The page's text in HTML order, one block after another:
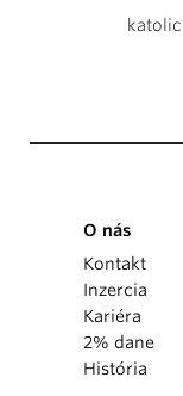
O nás
Kontakt
Inzercia
Kariéra
2% dane
História